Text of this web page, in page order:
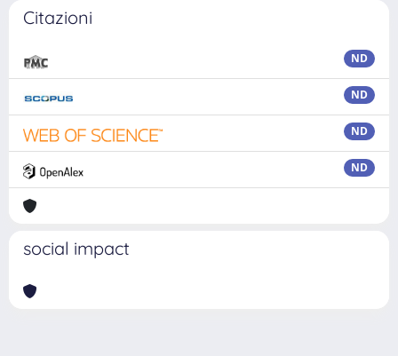
Citazioni
ND
ND
ND
ND
social impact